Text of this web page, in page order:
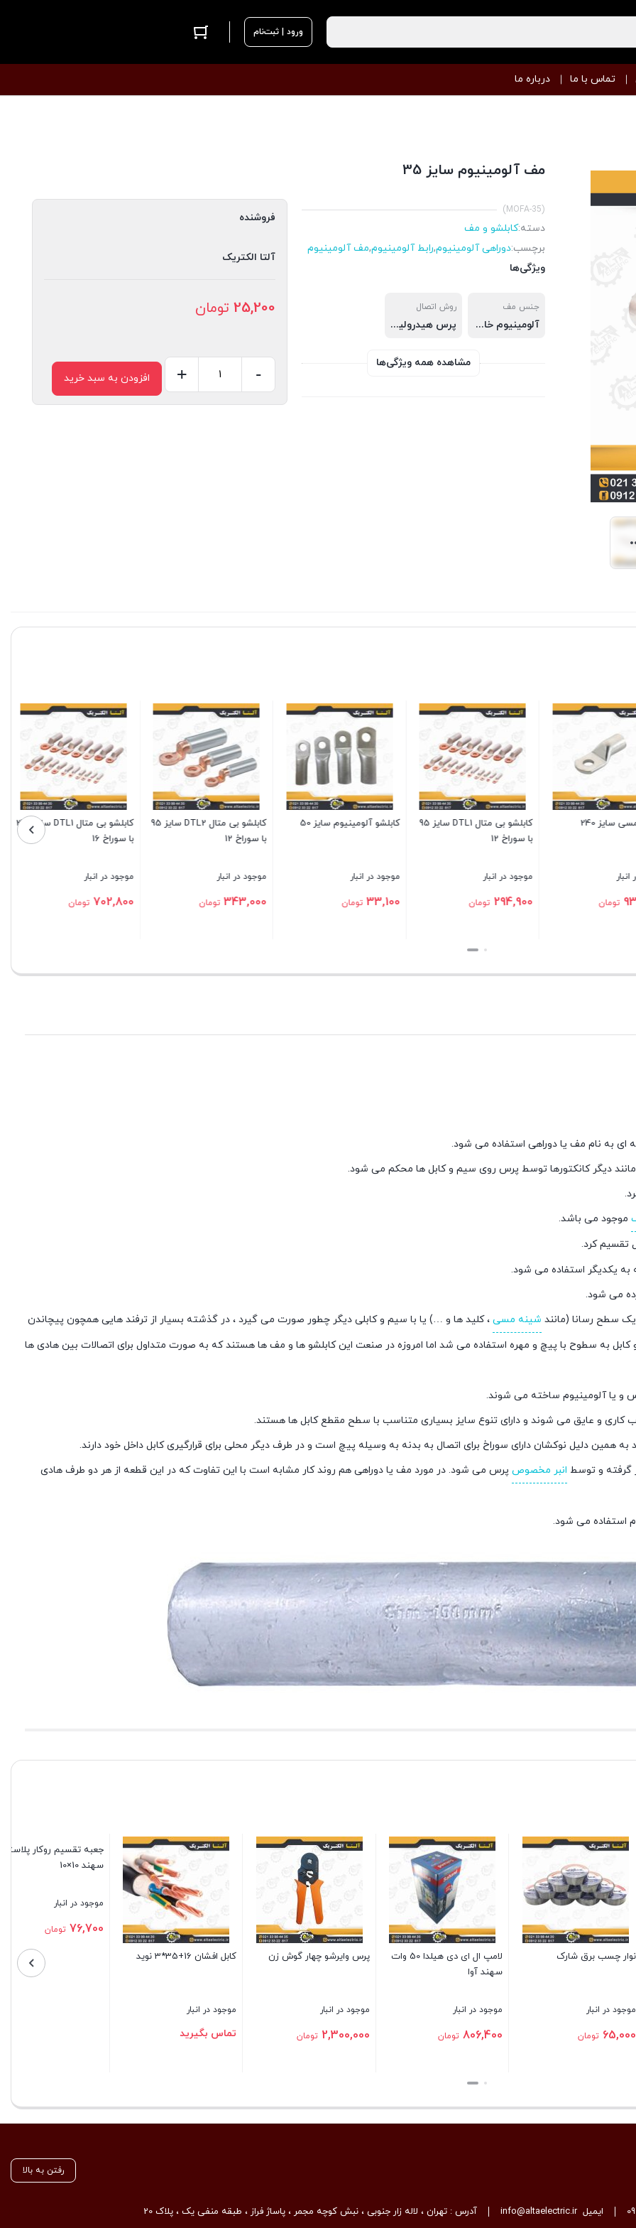
ورود | ثبت‌نام
تماس با ما درباره ما
مف آلومینیوم سایز 35
(MOFA-35)
دسته:کابلشو و مف
برچسب:دوراهی آلومینیوم,رابط آلومینیوم,مف آلومینیوم
ویژگی‌ها
جنس مف
آلومینیوم خالص با رسانایی بالا
روش اتصال
پرس هیدرولیکی یا مکانیکی
مشاهده همه ویژگی‌ها
فروشنده
آلتا الکتریک
25,200 تومان
آلومینیوم
-
+ افزودن به سبد خرید
سایز 50
تومان
کابلشو بی متال DTL2 سایز 95
با سوراخ 12
موجود در انبار
343,000 تومان
موجود در انبار
702,800 تومان
کابلشو بی متال DTL2 سایز 185
با سوراخ 12
موجود در انبار
640,000 تومان
کابلشو بی متال DTL2 سایز 70
با سوراخ 12
موجود در انبار
280,000 تومان
دیگر کانکتورها توسط پرس روی سیم و کابل ها محکم می شود.
موجود می باشد.
تقسیم کرد.
به یکدیگر استفاده می شود.
می شود.
یک سطح رسانا (مانند شینه مسی ، کلید ها و …) یا با سیم و کابلی دیگر چطور صورت می گیرد ، در گذشته بسیار از ترفند هایی همچون پیچاندن
به سطوح با پیچ و مهره استفاده می شد اما امروزه در صنعت این کابلشو ها و مف ها هستند که به صورت متداول برای اتصالات بین هادی ها
مس و یا آلومینیوم ساخته می شوند.
کاری و عایق می شوند و دارای تنوع سایز بسیاری متناسب با سطح مقطع کابل ها هستند.
همین دلیل نوکشان دارای سوراخ برای اتصال به بدنه به وسیله پیچ است و در طرف دیگر محلی برای قرارگیری کابل داخل خود دارند.
گرفته و توسط انبر مخصوص پرس می شود. در مورد مف یا دوراهی هم روند کار مشابه است با این تفاوت که در این قطعه از هر دو طرف هادی
استفاده می شود.
چهار گوش زن
انبار
تومان
کابل افشان 16+35*3 نوید
موجود در انبار
تماس بگیرید
جعبه تقسیم روکار پلاستیکی
موجود در انبار
76,700 تومان
بست رولپلاکی شهاب سایز 11
100,000 تومان
رفتن به بالا
ایمیلinfo@altaelectric.ir آدرس : تهران ، لاله زار جنوبی ، نبش کوچه مجمر ، پاساژ فراز ، طبقه منفی یک ، پلاک 20